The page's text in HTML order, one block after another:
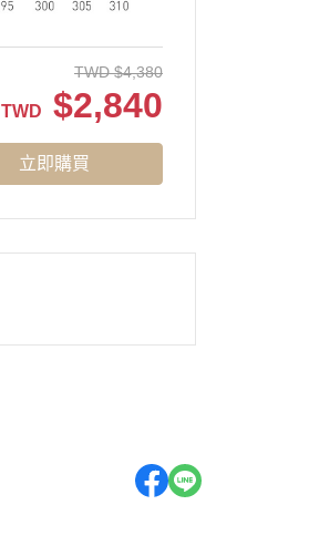
TWD $4,380
TWD $2,840
立即購買